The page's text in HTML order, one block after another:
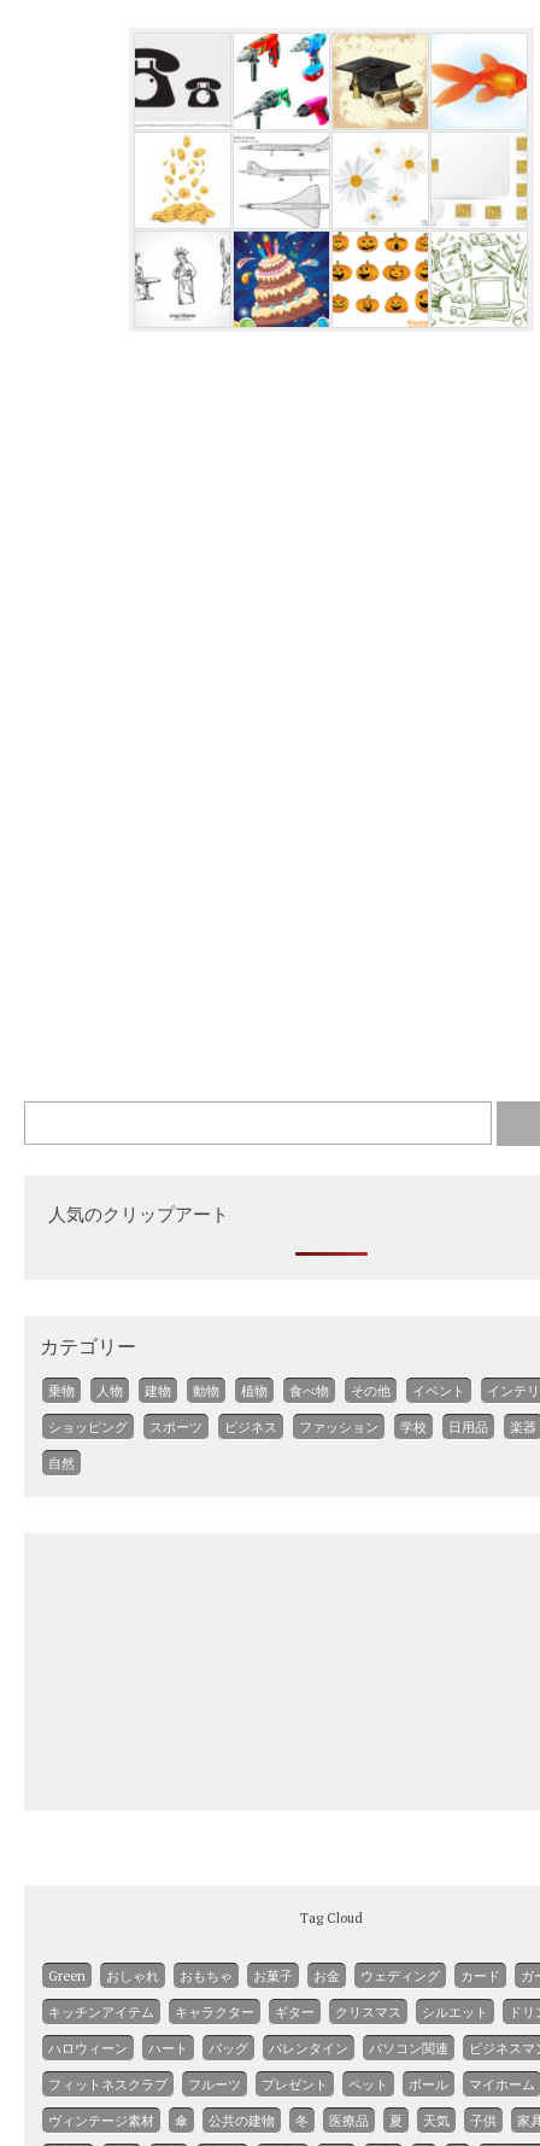
人気のクリップアート
カテゴリー
乗物 人物 建物 動物 植物 食べ物 その他 イベント インテ
ショッピング スポーツ ビジネス ファッション 学校 日用品 楽器
自然
Tag Cloud
Green おしゃれ おもちゃ お菓子 お金 ウェディング カード ガ
キッチンアイテム キャラクター ギター クリスマス シルエット ド
ハロウィーン ハート バッグ バレンタイン パソコン関連 ビジネスマ
フィットネスクラブ フルーツ プレゼント ペット ボール マイホーム
ヴィンテージ素材 傘 公共の建物 冬 医療品 夏 天気 子供 家